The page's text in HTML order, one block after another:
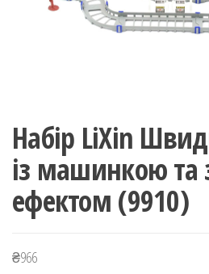
Набір LiXin
із машинкою та
ефектом (9910)
₴966